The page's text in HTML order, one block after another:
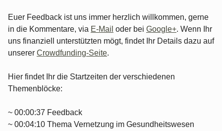
Euer Feedback ist uns immer herzlich willkommen, gerne
in die Kommentare, via E-Mail oder bei Google+. Wenn Ihr
uns finanziell unterstützten mögt, findet Ihr Details dazu auf
unserer Crowdfunding-Seite.
Hier findet Ihr die Startzeiten der verschiedenen
Themenblöcke:
~ 00:00:37 Feedback
~ 00:04:10 Thema Vernetzung im Gesundheitswesen